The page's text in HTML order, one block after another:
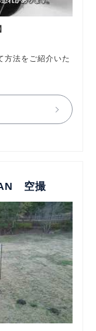
法をご紹介いた
空撮